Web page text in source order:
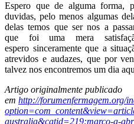
Espero que de alguma forma,
duvidas, pelo menos algumas
delas temos que ser nos a
que foi uma mera
espero sinceramente que a
atrevidos e audazes, que por
talvez nos encontremos um dia
Artigo originalmente publicado
em http://forumenfermagem.org/
australia&catid=219:marco-a-